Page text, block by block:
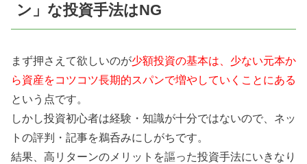
ン」な投資手法はNG
まず押さえて欲しいのが少額投資の基本は、少ない元本か
ら資産をコツコツ長期的スパンで増やしていくことにある
という点です。
しかし投資初心者は経験・知識が十分ではないので、ネッ
トの評判・記事を鵜呑みにしがちです。
結果、高リターンのメリットを謳った投資手法にいきなり